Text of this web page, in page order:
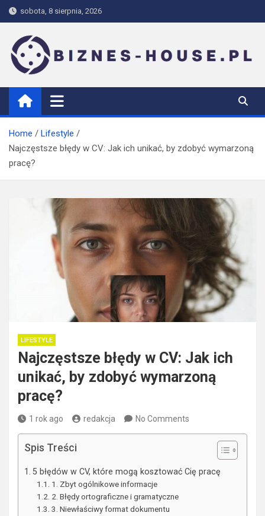
Skip
to
content
sobota, 8 sierpnia, 2026
biznes-house.pl
Home
Lifestyle
Najczęstsze błędy w CV: Jak ich unikać, by zdobyć wymarzoną
pracę?
LIFESTYLE
Najczęstsze błędy w CV: Jak ich
unikać, by zdobyć wymarzoną
pracę?
1 rok ago redakcja No Comments
Spis Treści
5 błędów w CV, które mogą kosztować Cię pracę
1. Zbyt ogólnikowe informacje
2. Błędy ortograficzne i gramatyczne
3. Niewłaściwy format dokumentu